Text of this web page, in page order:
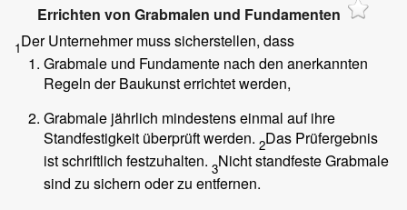
Errichten von Grabmalen und Fundamenten
1Der Unternehmer muss sicherstellen, dass
Grabmale und Fundamente nach den anerkannten
Regeln der Baukunst errichtet werden,
Grabmale jährlich mindestens einmal auf ihre
Standfestigkeit überprüft werden. 2Das Prüfergebnis
ist schriftlich festzuhalten. 3Nicht standfeste Grabmale
sind zu sichern oder zu entfernen.